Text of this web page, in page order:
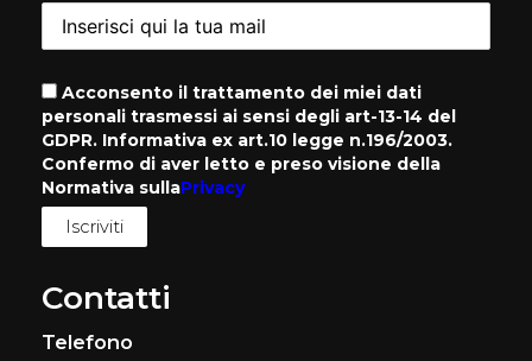
Acconsento il trattamento dei miei dati
personali trasmessi ai sensi degli art-13-14 del
GDPR. Informativa ex art.10 legge n.196/2003.
Confermo di aver letto e preso visione della
Normativa sullaPrivacy
Contatti
Telefono